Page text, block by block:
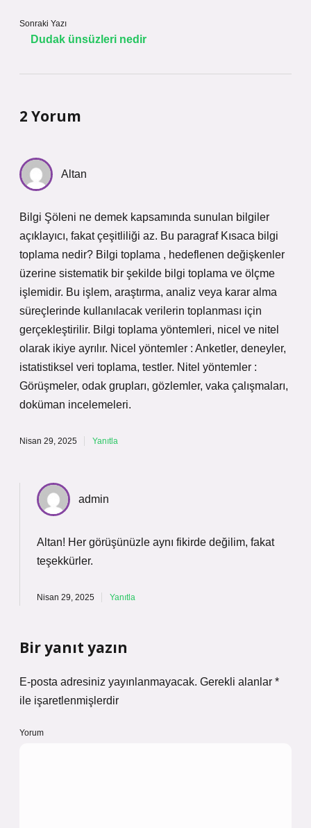
Sonraki Yazı
Dudak ünsüzleri nedir
2 Yorum
Altan
Bilgi Şöleni ne demek kapsamında sunulan bilgiler
açıklayıcı, fakat çeşitliliği az. Bu paragraf Kısaca bilgi
toplama nedir? Bilgi toplama , hedeflenen değişkenler
üzerine sistematik bir şekilde bilgi toplama ve ölçme
işlemidir. Bu işlem, araştırma, analiz veya karar alma
süreçlerinde kullanılacak verilerin toplanması için
gerçekleştirilir. Bilgi toplama yöntemleri, nicel ve nitel
olarak ikiye ayrılır. Nicel yöntemler : Anketler, deneyler,
istatistiksel veri toplama, testler. Nitel yöntemler :
Görüşmeler, odak grupları, gözlemler, vaka çalışmaları,
doküman incelemeleri.
Nisan 29, 2025 Yanıtla
admin
Altan! Her görüşünüzle aynı fikirde değilim, fakat
teşekkürler.
Nisan 29, 2025 Yanıtla
Bir yanıt yazın
E-posta adresiniz yayınlanmayacak. Gerekli alanlar *
ile işaretlenmişlerdir
Yorum